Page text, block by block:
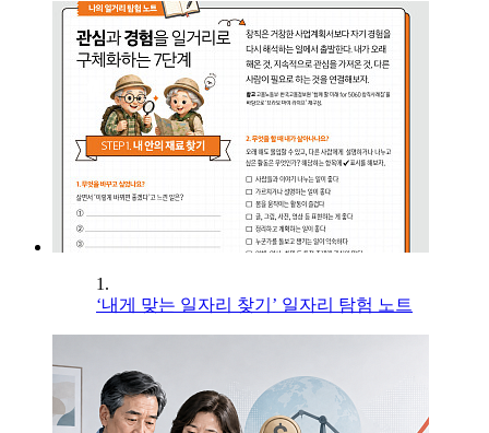
1.
‘내게 맞는 일자리 찾기’ 일자리 탐험 노트